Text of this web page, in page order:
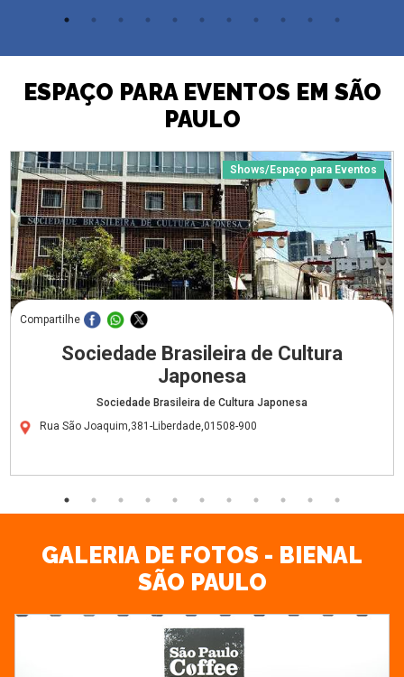
ESPAÇO PARA EVENTOS EM SÃO
PAULO
Shows/Espaço para Eventos
Compartilhe
Sociedade Brasileira de Cultura
Japonesa
Sociedade Brasileira de Cultura Japonesa
Rua São Joaquim,381-Liberdade,01508-900
GALERIA DE FOTOS - BIENAL
SÃO PAULO